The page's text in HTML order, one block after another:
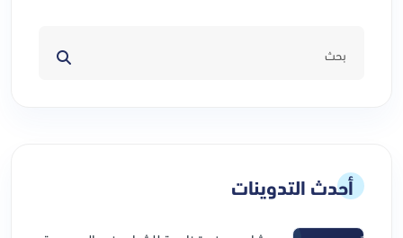
أحدث التدوينات